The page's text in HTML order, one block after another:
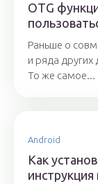
OTG
Раньше о
и ряда
То же самое...
Android
Как
инструкция